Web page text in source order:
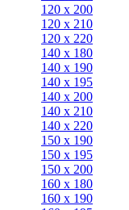
120 х 200
120 x 210
120 x 220
140 x 180
140 х 190
140 х 195
140 х 200
140 x 210
140 x 220
150 х 190
150 х 195
150 х 200
160 x 180
160 х 190